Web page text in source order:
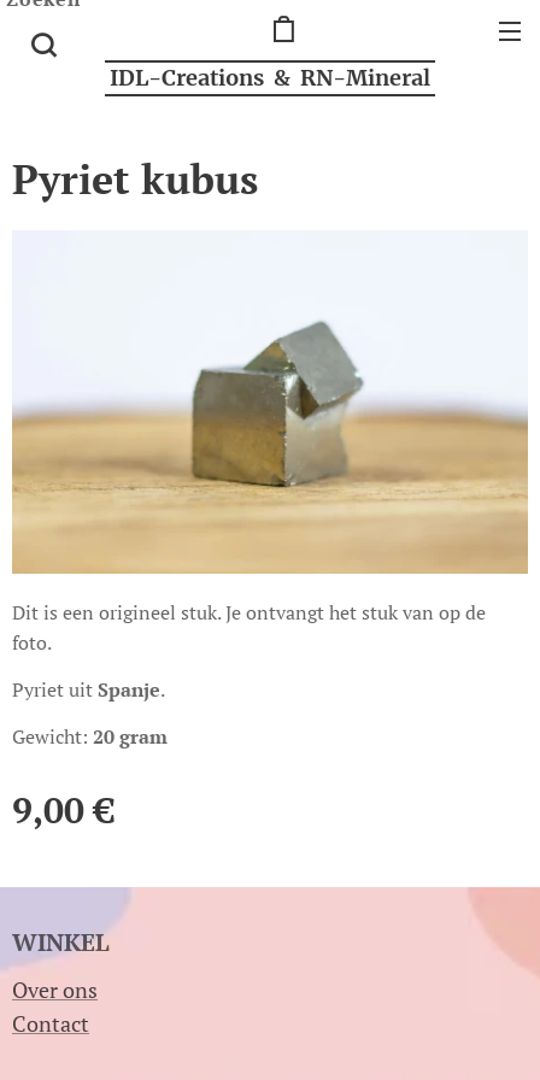
IDL-Creations & RN-Mineral
Pyriet kubus
Dit is een origineel stuk. Je ontvangt het stuk van op de
foto.
Pyriet uitSpanje.
Gewicht: 20 gram
9,00€
WINKEL
Over ons
Contact